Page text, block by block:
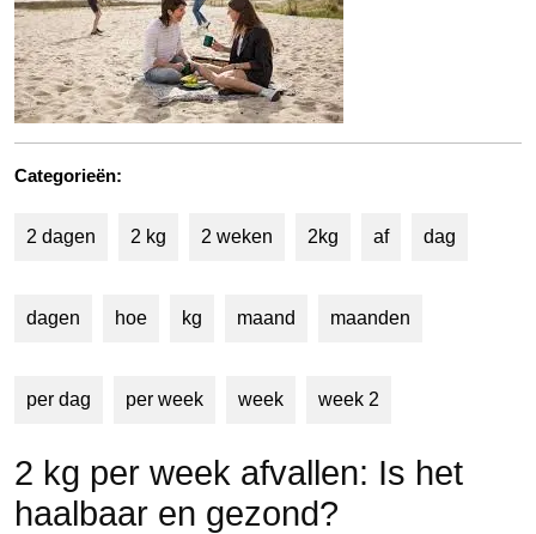
Categorieën:
2 dagen 2 kg 2 weken 2kg af dag
dagen hoe kg maand maanden
per dag per week week week 2
2 kg per week afvallen: Is het
haalbaar en gezond?